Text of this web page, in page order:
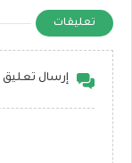
تعليقات
إرسال تعليق